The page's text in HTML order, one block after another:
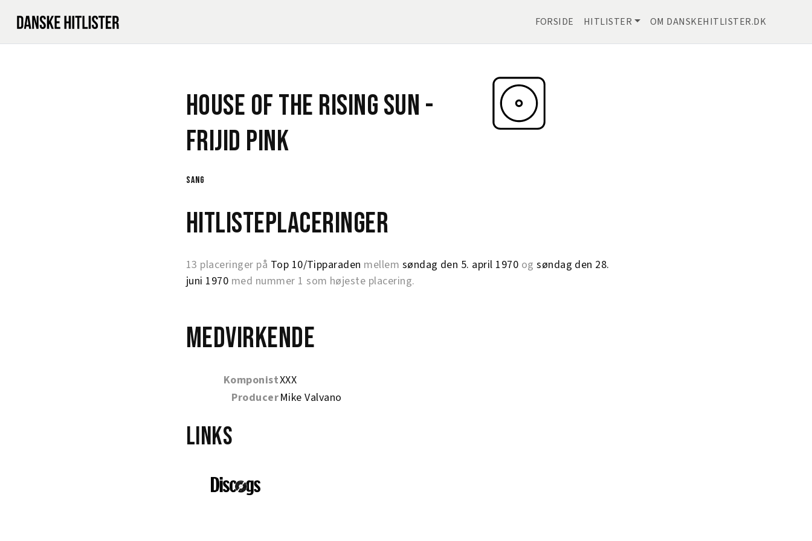
FORSIDE HITLISTER OM DANSKEHITLISTER.DK
House Of The Rising Sun -
Frijid Pink
sang
Hitlisteplaceringer
13 placeringer på Top 10/Tipparaden mellem søndag den 5. april 1970 ogsøndag den 28.
juni 1970 med nummer 1 som højeste placering.
Medvirkende
KomponistXXX
ProducerMike Valvano
Links